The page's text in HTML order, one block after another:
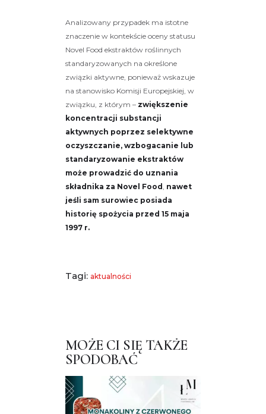
Analizowany przypadek ma istotne
znaczenie w kontekście oceny statusu
Novel Food ekstraktów roślinnych
standaryzowanych na określone
związki aktywne, ponieważ wskazuje
na stanowisko Komisji Europejskiej, w
związku, z którym – zwiększenie
koncentracji substancji
aktywnych poprzez selektywne
oczyszczanie, wzbogacanie lub
standaryzowanie ekstraktów
może prowadzić do uznania
składnika za Novel Food , nawet
jeśli sam surowiec posiada
historię spożycia przed 15 maja
1997 r.
Tagi: aktualności
MOŻE CI SIĘ TAKŻE
SPODOBAĆ